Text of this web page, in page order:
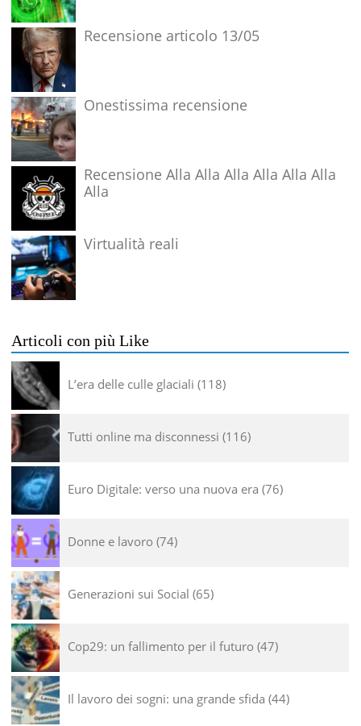
Recensione articolo 13/05
Onestissima recensione
Recensione Alla Alla Alla Alla Alla Alla
Alla
Virtualità reali
Articoli con più Like
L’era delle culle glaciali 118
Tutti online ma disconnessi 116
Euro Digitale: verso una nuova era 76
Donne e lavoro 74
Generazioni sui Social 65
Cop29: un fallimento per il futuro 47
Il lavoro dei sogni: una grande sfida 44